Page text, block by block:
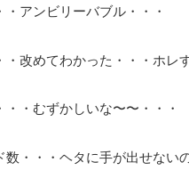
アンビリーバブル・・・
改めてわかった・・・ホレ
・むずかしいな〜〜・・・
・・・ヘタに手が出せない